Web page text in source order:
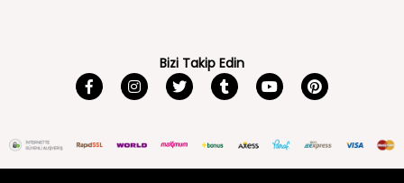
Bizi Takip Edin